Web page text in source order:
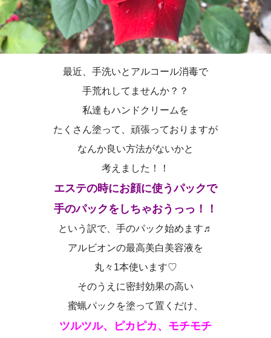
最近、手洗いとアルコール消毒で
手荒れしてませんか？？
私達もハンドクリームを
たくさん塗って、頑張っておりますが
なんか良い方法がないかと
考えました！！
エステの時にお顔に使うパックで
手のパックをしちゃおうっっ！！
という訳で、手のパック始めます♬
アルビオンの最高美白美容液を
丸々1本使います♡
そのうえに密封効果の高い
蜜蝋パックを塗って置くだけ、
ツルツル、ピカピカ、モチモチ